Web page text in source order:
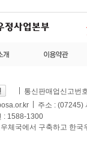
통신판매업신고번
주소 : (07245)
: 1588-1300
체국에서 구축하고 한